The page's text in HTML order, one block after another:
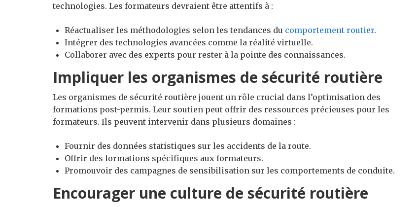
technologies. Les formateurs devraient être attentifs à :
Réactualiser les méthodologies selon les tendances du comportement routier.
Intégrer des technologies avancées comme la réalité virtuelle.
Collaborer avec des experts pour rester à la pointe des connaissances.
Impliquer les organismes de sécurité routière
Les organismes de sécurité routière jouent un rôle crucial dans l’optimisation des
formations post-permis. Leur soutien peut offrir des ressources précieuses pour les
formateurs. Ils peuvent intervenir dans plusieurs domaines :
Fournir des données statistiques sur les accidents de la route.
Offrir des formations spécifiques aux formateurs.
Promouvoir des campagnes de sensibilisation sur les comportements de conduite.
Encourager une culture de sécurité routière